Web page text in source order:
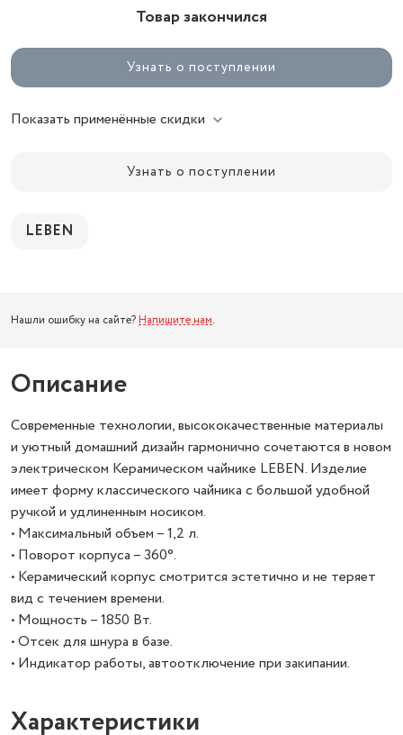
Товар закончился
Узнать о поступлении
Показать применённые скидки
Узнать о поступлении
LEBEN
Нашли ошибку на сайте? Напишите нам.
Описание
Современные технологии, высококачественные материалы
и уютный домашний дизайн гармонично сочетаются в новом
электрическом Керамическом чайнике LEBEN. Изделие
имеет форму классического чайника с большой удобной
ручкой и удлиненным носиком.
• Максимальный объем – 1,2 л.
• Поворот корпуса – 360°.
• Керамический корпус смотрится эстетично и не теряет
вид с течением времени.
• Мощность – 1850 Вт.
• Отсек для шнура в базе.
• Индикатор работы, автоотключение при закипании.
Характеристики